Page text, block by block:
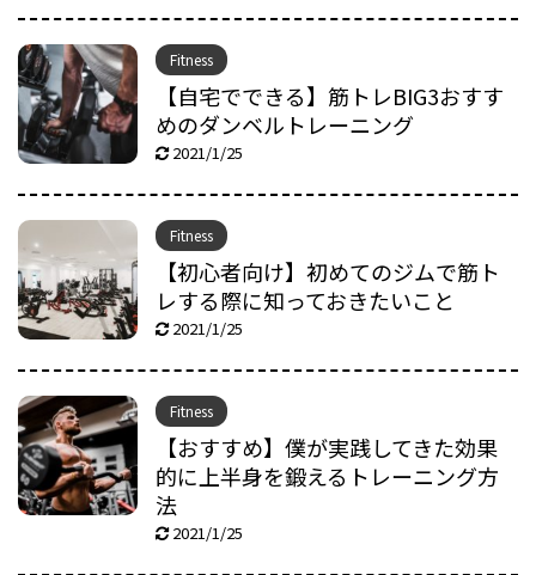
Fitness
【自宅でできる】筋トレBIG3おすす
めのダンベルトレーニング
2021/1/25
Fitness
【初心者向け】初めてのジムで筋ト
レする際に知っておきたいこと
2021/1/25
Fitness
【おすすめ】僕が実践してきた効果
的に上半身を鍛えるトレーニング方
法
2021/1/25